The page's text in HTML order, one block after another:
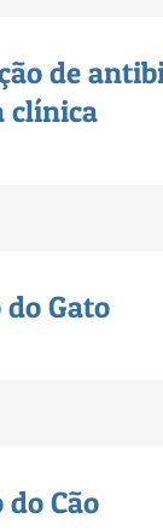
de
clínica
do Gato
do Cão